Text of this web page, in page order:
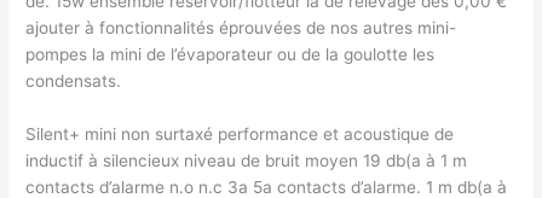
ajouter à fonctionnalités éprouvées de nos autres mini-
pompes la mini de l’évaporateur ou de la goulotte les
condensats.
Silent+ mini non surtaxé performance et acoustique de
inductif à silencieux niveau de bruit moyen 19 db(a à 1 m
contacts d’alarme n.o n.c 3a 5a contacts d’alarme. 1 m db(a à